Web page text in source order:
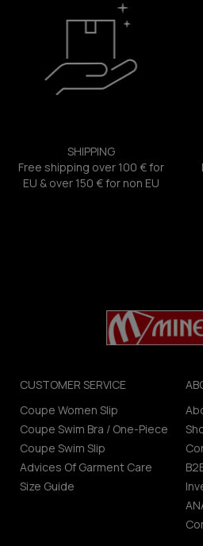
SHIPPING
Free shipping over 100 € for
EU & over 150 € for non EU
CUSTOMER SERVICE
Coupe Women Slip
Coupe Swim Bra / One-Piece
Coupe Swim Slip
Advices Of Garment Care
Size Guide